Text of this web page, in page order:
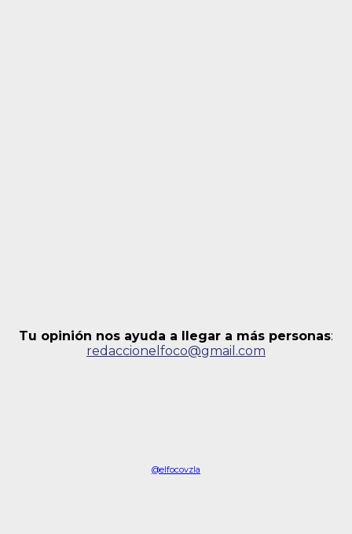
Tu opinión nos ayuda a llegar a más personas:
redaccionelfoco@gmail.com
@elfocovzla